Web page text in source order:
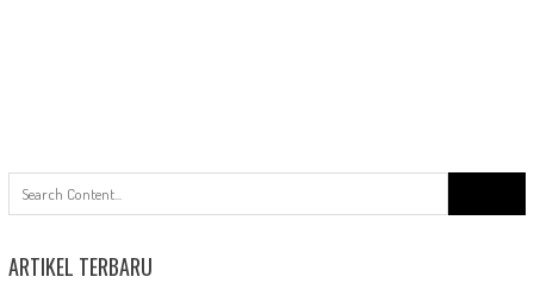
for:
ARTIKEL TERBARU